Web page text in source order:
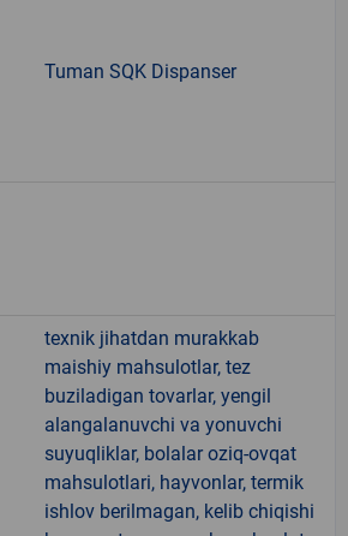
Tuman SQK Dispanser
texnik jihatdan murakkab
maishiy mahsulotlar, tez
buziladigan tovarlar, yengil
alangalanuvchi va yonuvchi
suyuqliklar, bolalar oziq-ovqat
mahsulotlari, hayvonlar, termik
ishlov berilmagan, kelib chiqishi